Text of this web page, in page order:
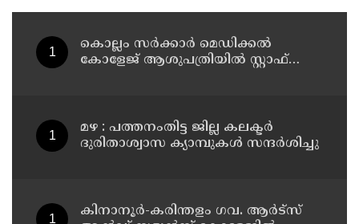
കൊല്ലം സർക്കാർ മെഡിക്കൽ
കോളേജ് ആശുപത്രിയിൽ സ്റ്റാഫ്
മഴ : പത്തനംതിട്ട ജില്ല കലക്ടർ
ദുരിതാശ്വാസ ക്യാമ്പുകൾ സന്ദർശിച്ചു
കിനാനൂർ-കരിന്തളം ഗവ. ആർട്‌സ്